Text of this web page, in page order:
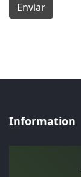
Enviar
Information